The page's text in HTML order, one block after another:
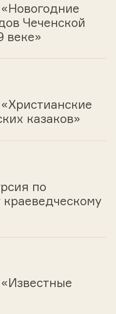
Чеченской
веке»
казаков»
по